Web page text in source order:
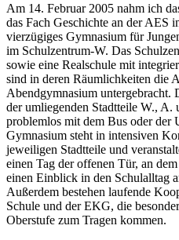
Am 14. Februar 2005 nahm ich
das Fach Geschichte an der AES
vierzügiges Gymnasium für
im Schulzentrum-W. Das
sowie eine Realschule mit
sind in deren Räumlichkeiten die
Abendgymnasium untergebracht.
der umliegenden Stadtteile W., A.
problemlos mit dem Bus oder der
Gymnasium steht in intensiven
jeweiligen Stadtteile und
einen Tag der offenen Tür, an
einen Einblick in den Schulalltag
Außerdem bestehen laufende
Schule und der EKG, die
Oberstufe zum Tragen kommen.